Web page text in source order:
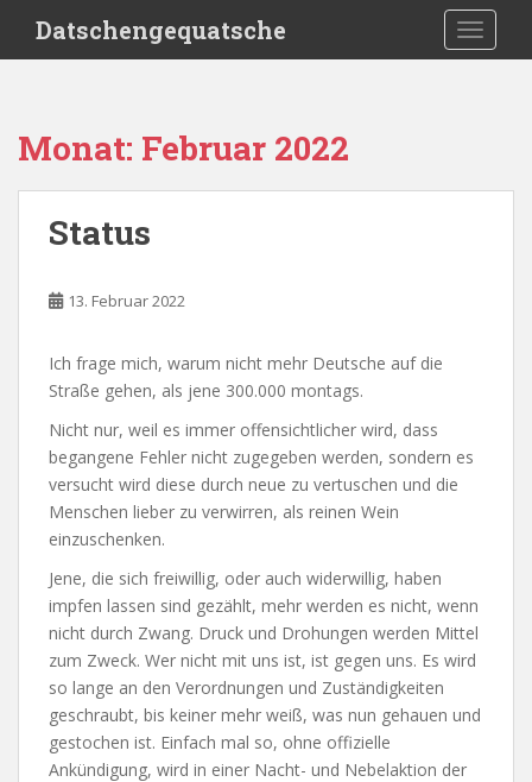
i
Datschengequatsche
Monat: Februar 2022
Status
13. Februar 2022
Ich frage mich, warum nicht mehr Deutsche auf die
Straße gehen, als jene 300.000 montags.
Nicht nur, weil es immer offensichtlicher wird, dass
begangene Fehler nicht zugegeben werden, sondern es
versucht wird diese durch neue zu vertuschen und die
Menschen lieber zu verwirren, als reinen Wein
einzuschenken.
Jene, die sich freiwillig, oder auch widerwillig, haben
impfen lassen sind gezählt, mehr werden es nicht, wenn
nicht durch Zwang. Druck und Drohungen werden Mittel
zum Zweck. Wer nicht mit uns ist, ist gegen uns. Es wird
so lange an den Verordnungen und Zuständigkeiten
geschraubt, bis keiner mehr weiß, was nun gehauen und
gestochen ist. Einfach mal so, ohne offizielle
Ankündigung, wird in einer Nacht- und Nebelaktion der